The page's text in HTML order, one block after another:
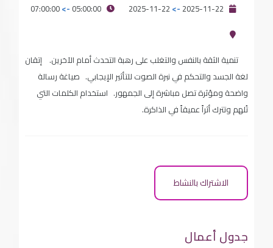
->
->
تنمية الثقة بالنفس والتغلب على رهبة التحدث أمام الآخرين. إتقان
لغة الجسد والتحكم في نبرة الصوت للتأثير الإيجابي. صياغة رسالة
واضحة ومؤثرة تصل مباشرة إلى الجمهور. استخدام الكلمات التي
تُلهم وتترك أثراً عميقاً في الذاكرة.
الاشتراك بالنشاط
جدول أعمال